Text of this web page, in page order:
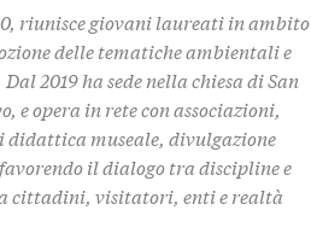
riunisce giovani laureati in ambito
delle tematiche ambientali e
2019 ha sede nella chiesa di San
e opera in rete con associazioni,
didattica museale, divulgazione
il dialogo tra discipline e
cittadini, visitatori, enti e realtà